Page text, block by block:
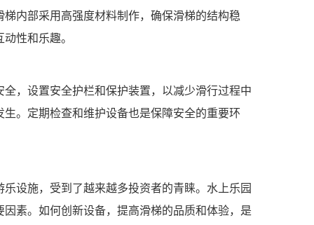
内部采用高强度材料制作，确保滑梯的结构稳
性和乐趣。
，设置安全护栏和保护装置，以减少滑行过程中
。定期检查和维护设备也是保障安全的重要环
设施，受到了越来越多投资者的青睐。水上乐园
素。如何创新设备，提高滑梯的品质和体验，是